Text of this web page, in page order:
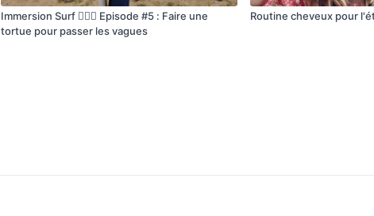
Immersion Surf 🏄🏽‍♀️ Episode #5 : Faire une
tortue pour passer les vagues
Routine cheveux pour